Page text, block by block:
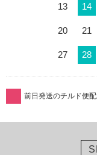
13 14
20 21
27 28
前日発送のチルド便